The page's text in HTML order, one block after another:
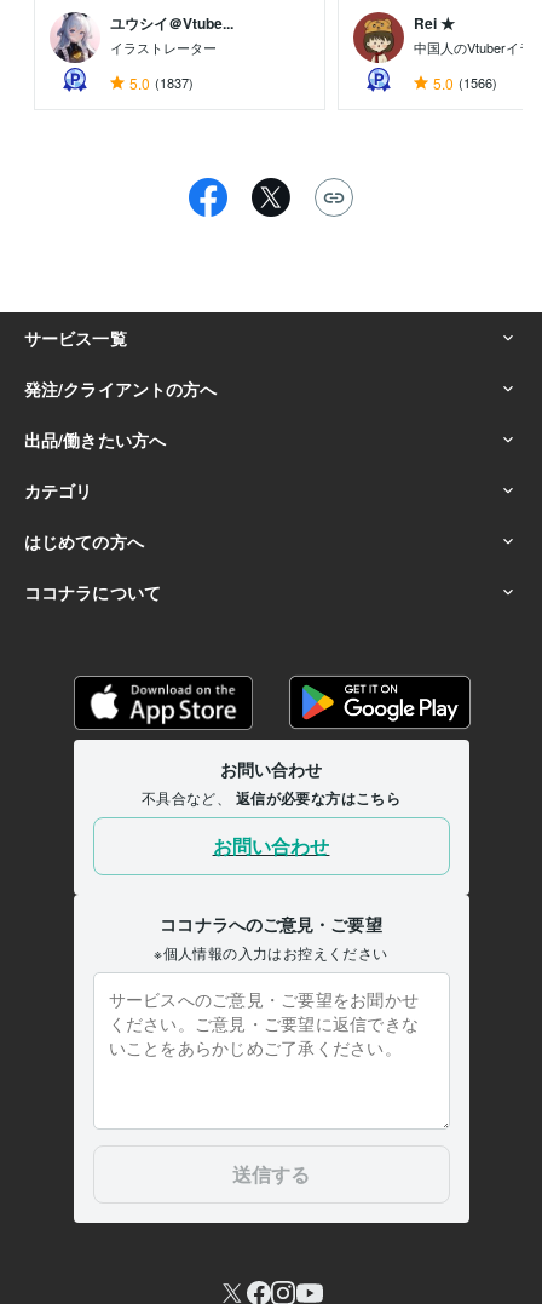
ユウシイ＠Vtube...
イラストレーター
5.0 (1837)
Rei ★
中国人のVtuberイラ
5.0 (1566)